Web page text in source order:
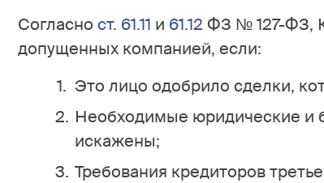
Согласно ст. 61.11 и 61.12 ФЗ № 127-ФЗ,
допущенных компанией, если:
Это лицо одобрило сделки,
Необходимые юридические и
искажены;
Требования кредиторов